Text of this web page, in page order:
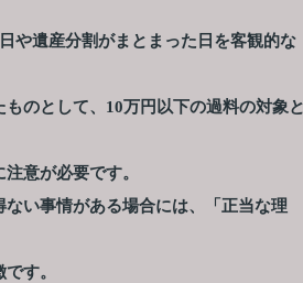
や遺産分割がまとまった日を客観的な
のとして、10万円以下の過料の対象
意が必要です。
い事情がある場合には、「正当な理
す。